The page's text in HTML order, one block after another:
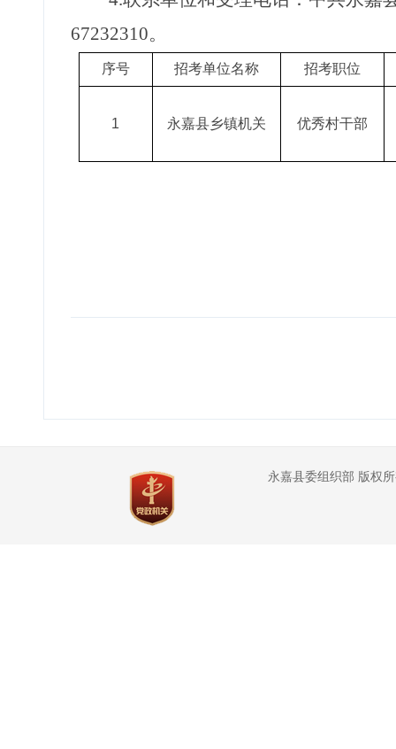
67232310。
序号 招考单位名称 招考职位
1 永嘉县乡镇机关 优秀村干部
永嘉县委组织部 版权